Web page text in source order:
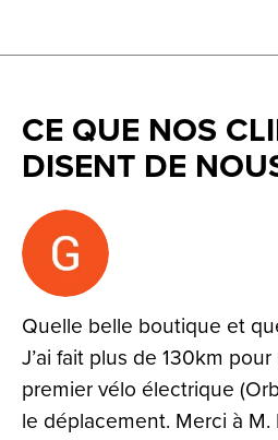
CE QUE NOS
DISENT DE
Testimonial items
Quelle belle boutique et
J’ai fait plus de 130km
premier vélo électrique
le déplacement. Merci à